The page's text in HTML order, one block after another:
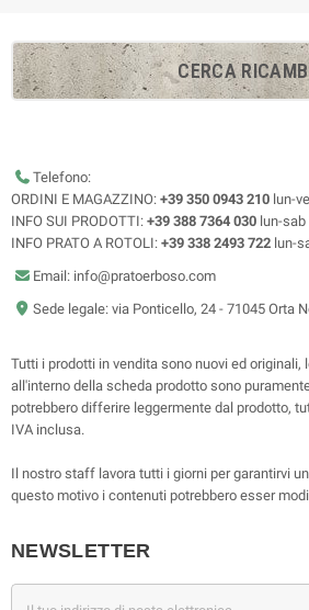
CERCA
Telefono:
ORDINI E MAGAZZINO: +39 350 0943 210 lun-
INFO SUI PRODOTTI: +39 388 7364 030 lun-sab
INFO PRATO A ROTOLI: +39 338 2493 722 lun-
Email: info@pratoerboso.com
Sede legale: via Ponticello, 24 - 71045 Orta
Tutti i prodotti in vendita sono nuovi ed originali,
all'interno della scheda prodotto sono
potrebbero differire leggermente dal prodotto,
IVA inclusa.
Il nostro staff lavora tutti i giorni per garantirvi
questo motivo i contenuti potrebbero esser
NEWSLETTER